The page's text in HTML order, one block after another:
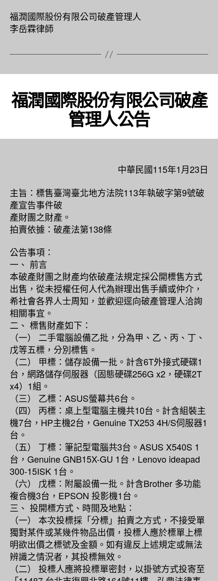
福潤國際股份有限公司破產管理人
李岳霖律師
福潤國際股份有限公司破產
管理人公告
中華民國115年1月23日
主旨：標售臺灣臺北地方法院113年執破字第9號破
產宣告事件破
產財團之財產。
拍賣依據：破產法第138條
公告事項：
一、 前言
本破產財團之財產均依破產法規定採公開標售方式
出售，從未授權任何人代為辦理出售手續或仲介，
希社會各界人士周知，並歡迎逕向破產管理人洽詢
相關事宜。
二、 標售財產如下：
（一） 二手電腦設備乙批，分為甲、乙、丙、丁、
戊等五標，分別標售。
（二） 甲標：儲存設備一批。計含6T外接式硬碟1
台，網路儲存伺服器（固態硬碟256G x2，硬碟2T
x4）1組。
（三） 乙標：ASUS螢幕共6台。
（四） 丙標：桌上型電腦主機共10台。計含組裝主
機7台，HP主機2台，Genuine TX253 4H/S伺服器1
台。
（五） 丁標：筆記型電腦共3台。ASUS X540S 1
台，Genuine GNB15X-GU 1台，Lenovo ideapad
300-15ISK 1台。
（六） 戊標：附屬設備一批。計含Brother 多功能
複合機3台，EPSON 投影機1台。
三、 投開標方式、時間及地點：
（一） 本次投標採「分標」拍賣之方式，不接受單
獨對某件或某幾件物品出價，投標人應於標單上標
明欲出價之標號及金額。如有違反上述規定或無法
辨識之情況者，其投標無效。
（二） 投標人應將投標單密封，以掛號方式投寄至